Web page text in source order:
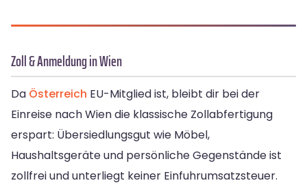
Zoll & Anmeldung in Wien
Da Österreich EU-Mitglied ist, bleibt dir bei der
Einreise nach Wien die klassische Zollabfertigung
erspart: Übersiedlungsgut wie Möbel,
Haushaltsgeräte und persönliche Gegenstände ist
zollfrei und unterliegt keiner Einfuhrumsatzsteuer.